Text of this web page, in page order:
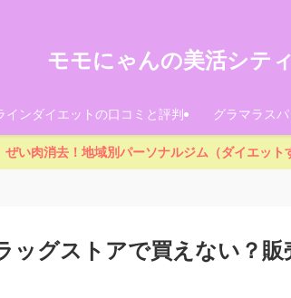
モモにゃんの美活シティ
インダイエットの口コミと評判 グラマラス
ぜい肉消去！地域別パーソナルジム（ダイエット
ッグストアで買えない？販